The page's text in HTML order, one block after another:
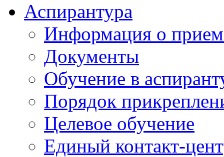
Аспирантура
Информация о
Документы
Обучение в
Порядок
Целевое обучение
Единый контакт-